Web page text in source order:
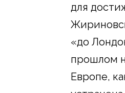
для
«до
прошлом
Европе,